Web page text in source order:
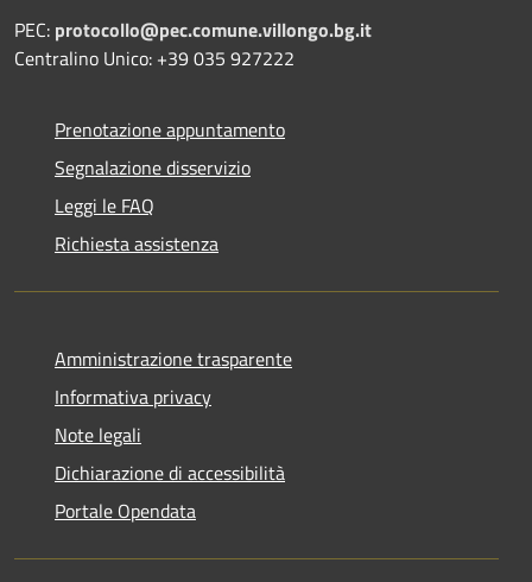
PEC: protocollo@pec.comune.villongo.bg.it
Centralino Unico: +39 035 927222
Prenotazione appuntamento
Segnalazione disservizio
Leggi le FAQ
Richiesta assistenza
Amministrazione trasparente
Informativa privacy
Note legali
Dichiarazione di accessibilità
Portale Opendata